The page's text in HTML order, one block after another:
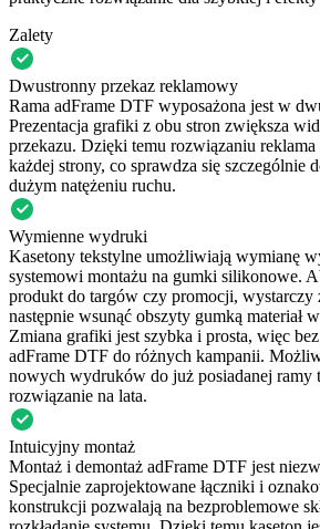
Zalety
Dwustronny przekaz reklamowy
Rama adFrame DTF wyposażona jest w
Prezentacja grafiki z obu stron zwiększa
przekazu. Dzięki temu rozwiązaniu
każdej strony, co sprawdza się szczególnie
dużym natężeniu ruchu.
Wymienne wydruki
Kasetony tekstylne umożliwiają wymianę
systemowi montażu na gumki silikonowe.
produkt do targów czy promocji, wystarczy
następnie wsunąć obszyty gumką materiał
Zmiana grafiki jest szybka i prosta, więc
adFrame DTF do różnych kampanii.
nowych wydruków do już posiadanej ramy
rozwiązanie na lata.
Intuicyjny montaż
Montaż i demontaż adFrame DTF jest
Specjalnie zaprojektowane łączniki i
konstrukcji pozwalają na bezproblemowe